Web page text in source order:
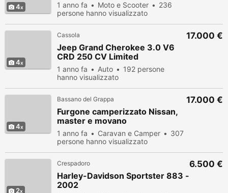
4 1 anno fa Moto e Scooter
236
persone hanno visualizzato
4
Cassola
Jeep Grand Cherokee 3.0 V6
CRD 250 CV Limited
1 anno fa Auto
192 persone
hanno visualizzato
17.000 €
4
Bassano del Grappa
Furgone camperizzato Nissan,
master e movano
1 anno fa Caravan e Camper
307
persone hanno visualizzato
17.000 €
2
Crespadoro
Harley-Davidson Sportster 883 -
2002
6.500 €